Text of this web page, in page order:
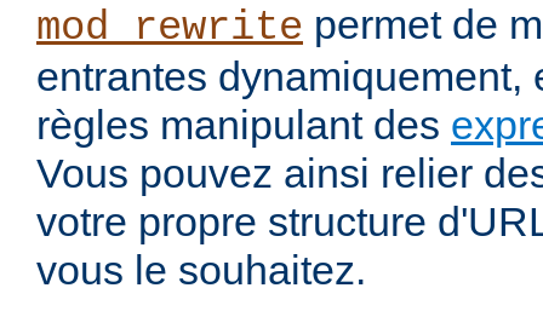
mod_rewrite permet de
entrantes dynamiquement,
règles manipulant des
Vous pouvez ainsi relier
votre propre structure
vous le souhaitez.